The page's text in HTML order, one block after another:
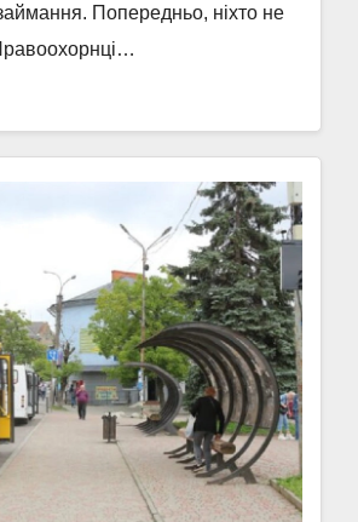
Попередньо, ніхто не